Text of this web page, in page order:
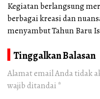
Kegiatan berlangsung
berbagai kreasi dan
menyambut Tahun Baru
Tinggalkan Balasan
Alamat email Anda tidak
wajib ditandai *